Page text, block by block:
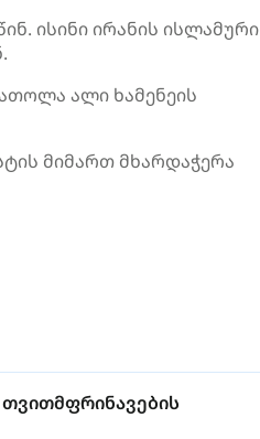
ისინი ირანის ისლამური
ალი ხამენეის
მიმართ მხარდაჭერა